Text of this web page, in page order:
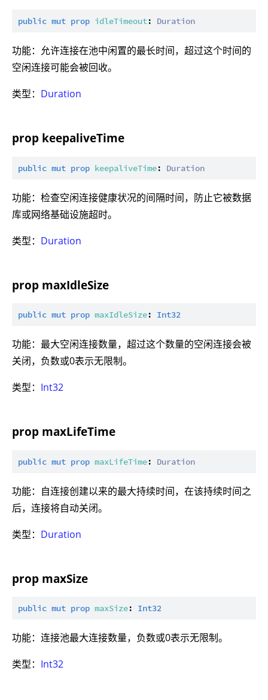
public mut prop idleTimeout: Duration
功能：允许连接在池中闲置的最长时间，超过这个时间的
空闲连接可能会被回收。
类型： Duration
prop keepaliveTime
public mut prop keepaliveTime: Duration
功能：检查空闲连接健康状况的间隔时间，防止它被数据
库或网络基础设施超时。
类型： Duration
prop maxIdleSize
public mut prop maxIdleSize: Int32
功能：最大空闲连接数量，超过这个数量的空闲连接会被
关闭，负数或0表示无限制。
类型： Int32
prop maxLifeTime
public mut prop maxLifeTime: Duration
功能：自连接创建以来的最大持续时间，在该持续时间之
后，连接将自动关闭。
类型： Duration
prop maxSize
public mut prop maxSize: Int32
功能：连接池最大连接数量，负数或0表示无限制。
类型： Int32